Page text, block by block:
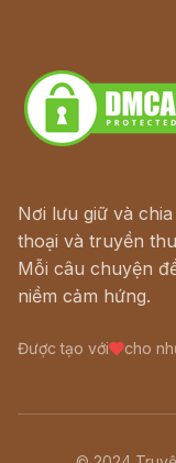
Nơi lưu giữ và
thoại và truyền
Mỗi câu chuyện
niềm cảm hứng.
Được tạo với cho